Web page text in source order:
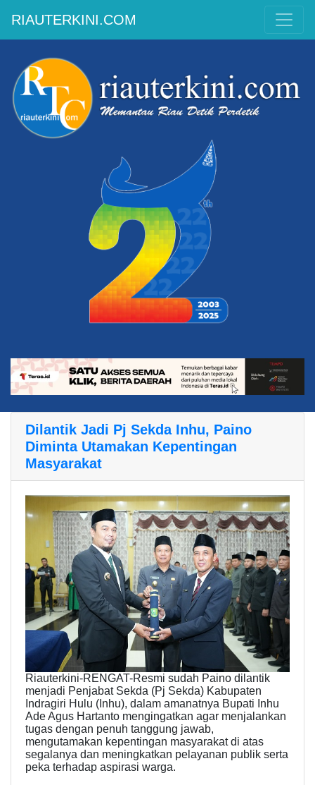
RIAUTERKINI.COM
Dilantik Jadi Pj Sekda Inhu, Paino
Diminta Utamakan Kepentingan
Masyarakat
Riauterkini-RENGAT-Resmi sudah Paino dilantik
menjadi Penjabat Sekda (Pj Sekda) Kabupaten
Indragiri Hulu (Inhu), dalam amanatnya Bupati Inhu
Ade Agus Hartanto mengingatkan agar menjalankan
tugas dengan penuh tanggung jawab,
mengutamakan kepentingan masyarakat di atas
segalanya dan meningkatkan pelayanan publik serta
peka terhadap aspirasi warga.